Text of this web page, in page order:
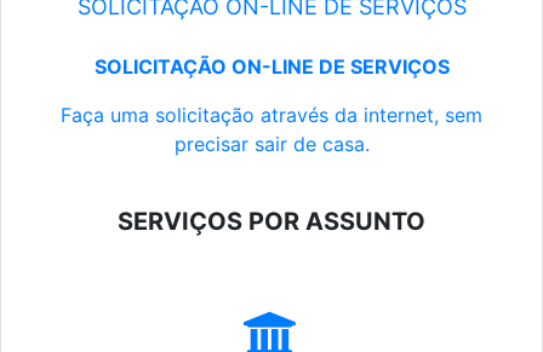
SOLICITAÇÃO ON-LINE DE SERVIÇOS
SOLICITAÇÃO ON-LINE DE SERVIÇOS
Faça uma solicitação através da internet, sem
precisar sair de casa.
SERVIÇOS POR ASSUNTO